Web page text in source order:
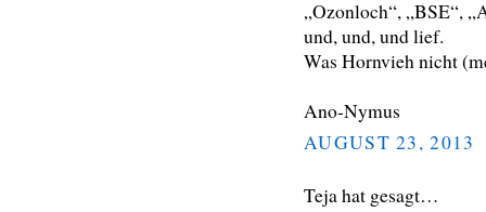
„Ozonloch“, „BSE“,
und, und, und lief.
Was Hornvieh nicht
Ano-Nymus
AUGUST 23, 2013
Teja hat gesagt…